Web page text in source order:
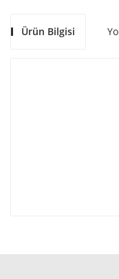
Ürün Bilgisi